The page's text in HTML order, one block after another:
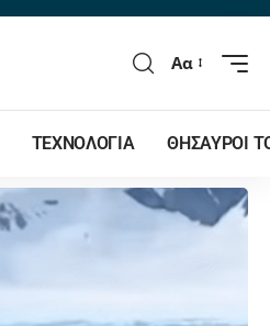
Αα
ΤΕΧΝΟΛΟΓΙΑ ΘΗΣΑΥΡΟΙ